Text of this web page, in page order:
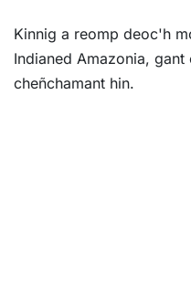
Kinnig a reomp deoc'h
Indianed Amazonia,
cheñchamant hin.